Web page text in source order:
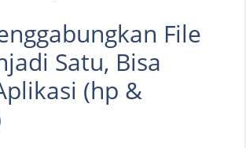
File
Satu, Bisa
(hp &